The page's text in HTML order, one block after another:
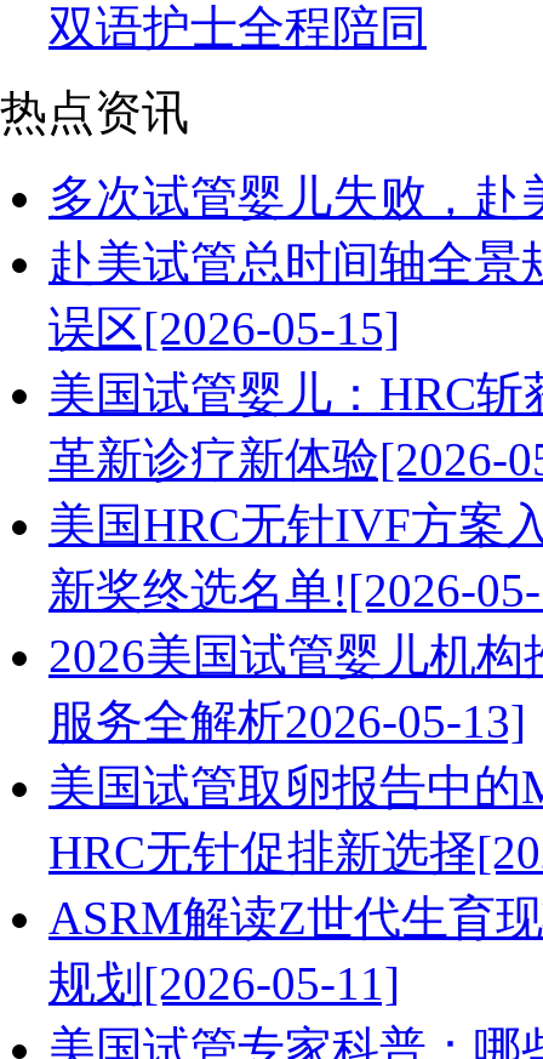
双语护士全程陪同
热点资讯
多次试管婴儿失败，赴
赴美试管总时间轴全
误区[2026-05-15]
美国试管婴儿：HRC斩
革新诊疗新体验[2026-
美国HRC无针IVF方案
新奖终选名单![2026-
2026美国试管婴儿机
服务全解析2026-05-13]
美国试管取卵报告中
HRC无针促排新选择
ASRM解读Z世代生育
规划[2026-05-11]